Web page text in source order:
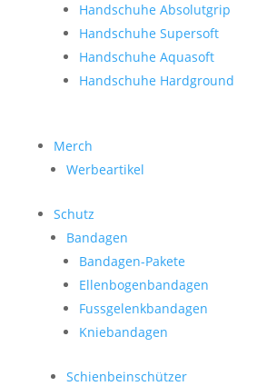
Handschuhe Absolutgrip
Handschuhe Supersoft
Handschuhe Aquasoft
Handschuhe Hardground
Merch
Werbeartikel
Schutz
Bandagen
Bandagen-Pakete
Ellenbogenbandagen
Fussgelenkbandagen
Kniebandagen
Schienbeinschützer